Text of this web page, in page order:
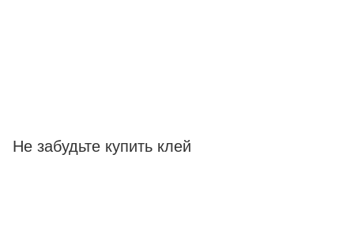
Не забудьте купить клей